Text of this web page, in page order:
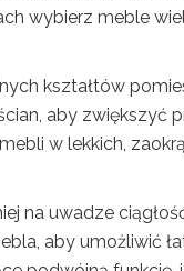
wybierz meble
kształtów
aby zwiększyć
w lekkich,
na uwadze
aby umożliwić